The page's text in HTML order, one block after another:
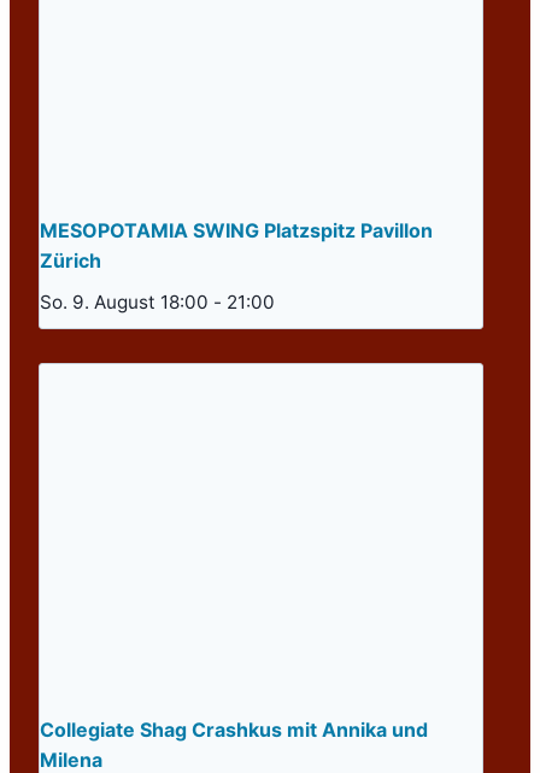
MESOPOTAMIA SWING Platzspitz Pavillon
Zürich
So. 9. August 18:00 - 21:00
Collegiate Shag Crashkus mit Annika und
Milena